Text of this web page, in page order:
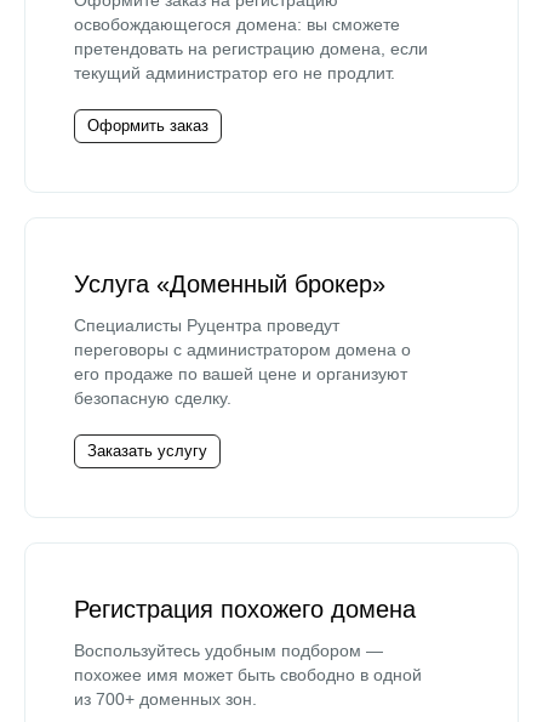
освобождающегося домена: вы сможете
претендовать на регистрацию домена, если
текущий администратор его не продлит.
Оформить заказ
Услуга «Доменный брокер»
Специалисты Руцентра проведут
переговоры с администратором домена о
его продаже по вашей цене и организуют
безопасную сделку.
Заказать услугу
Регистрация похожего домена
Воспользуйтесь удобным подбором —
похожее имя может быть свободно в одной
из 700+ доменных зон.